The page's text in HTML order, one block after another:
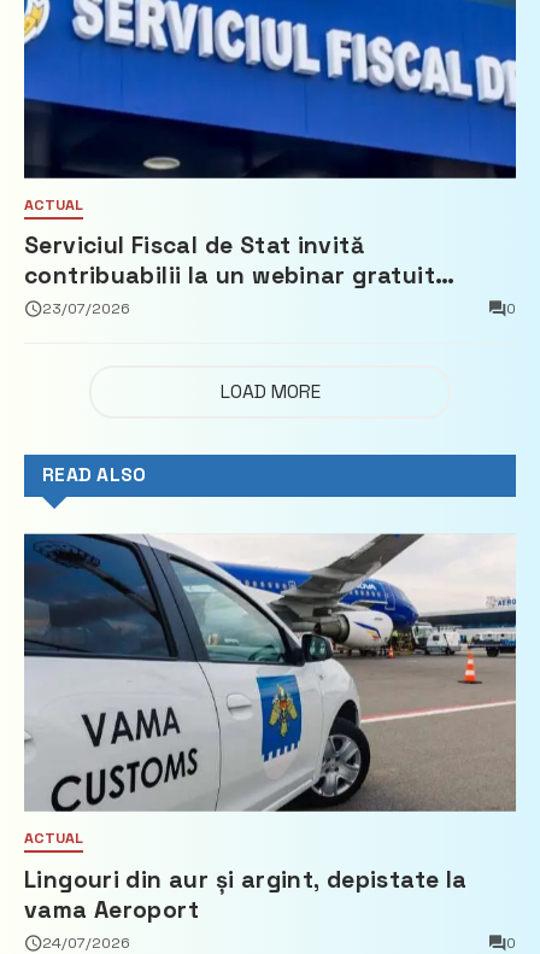
ACTUAL
Serviciul Fiscal de Stat invită
contribuabilii la un webinar gratuit
privind calculul impozitului pe bunurile
23/07/2026 0
LOAD MORE
READ ALSO
ACTUAL
Lingouri din aur și argint, depistate la
vama Aeroport
24/07/2026 0